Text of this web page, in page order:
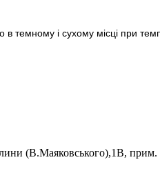
темному і сухому місці при
(В.Маяковського),1В, прим.